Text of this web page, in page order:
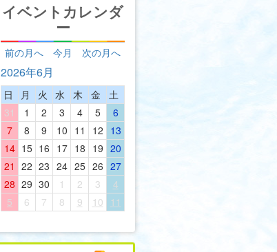
イベントカレンダ
ー
前の月へ 今月 次の月へ
2026年6月
日 月 火 水 木 金
土
31
1 2 3 4 5
6
7
8 9 10 11 12 13
14 15 16 17 18 19 20
21 22 23 24 25 26 27
28 29 30 1 2 3
4
5
6 7 8 9 10 11